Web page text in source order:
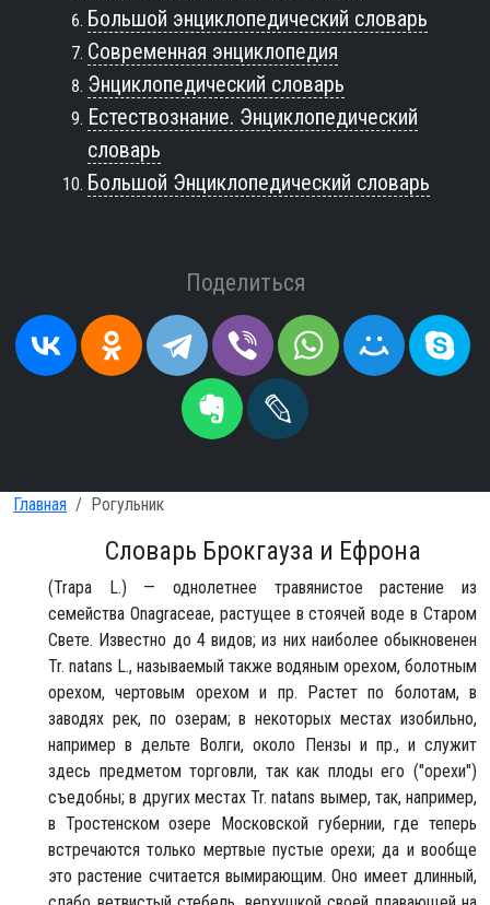
Большой энциклопедический словарь
Современная энциклопедия
Энциклопедический словарь
Естествознание. Энциклопедический
словарь
Большой Энциклопедический словарь
Поделиться
Главная Рогульник
Словарь Брокгауза и Ефрона
(Trapa L.) — однолетнее травянистое растение из
семейства Onagraceae, растущее в стоячей воде в Старом
Свете. Известно до 4 видов; из них наиболее обыкновенен
Tr. natans L., называемый также водяным орехом, болотным
орехом, чертовым орехом и пр. Растет по болотам, в
заводях рек, по озерам; в некоторых местах изобильно,
например в дельте Волги, около Пензы и пр., и служит
здесь предметом торговли, так как плоды его ("орехи")
съедобны; в других местах Tr. natans вымер, так, например,
в Тростенском озере Московской губернии, где теперь
встречаются только мертвые пустые орехи; да и вообще
это растение считается вымирающим. Оно имеет длинный,